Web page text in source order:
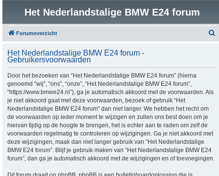
Het Nederlandstalige BMW E24 forum
Forumoverzicht
k
Het Nederlandstalige BMW E24 forum -
Gebruikersvoorwaarden
Door het bezoeken van “Het Nederlandstalige BMW E24 forum” (hierna
genoemd “wij”, “ons”, “onze”, “Het Nederlandstalige BMW E24 forum”,
“https://www.bmwe24.nl”), ga je automatisch akkoord met de voorwaarden. Als
je niet akkoord gaat met deze voorwaarden, bezoek of gebruik “Het
Nederlandstalige BMW E24 forum” dan niet langer. We hebben het recht om
de voorwaarden op ieder moment te wijzigen en zullen ons best doen om je
hiervan tijdig op de hoogte te brengen, het is echter aan te raden om zelf de
voorwaarden regelmatig te controleren op wijzigingen. Ga je niet akkoord met
deze wijzigingen, maak dan niet langer gebruik van “Het Nederlandstalige
BMW E24 forum”. Blijf je gebruik maken van “Het Nederlandstalige BMW E24
forum”, dan ga je automatisch akkoord met de wijzigingen en of toevoegingen.